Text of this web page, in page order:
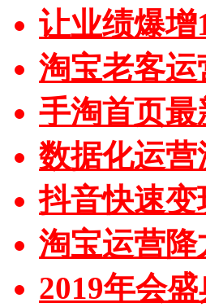
让业绩爆
淘宝老客
手淘首页最
数据化运营
抖音快速变
淘宝运营降
2019年会